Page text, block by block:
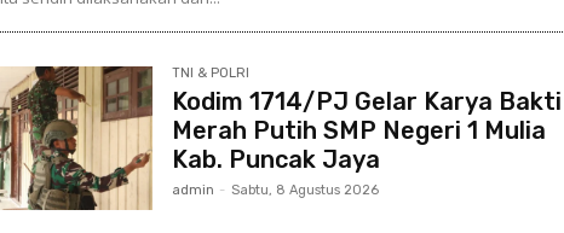
TNI & POLRI
Kodim 1714/PJ Gelar Karya Bakti
Merah Putih SMP Negeri 1 Mulia
Kab. Puncak Jaya
admin - Sabtu, 8 Agustus 2026